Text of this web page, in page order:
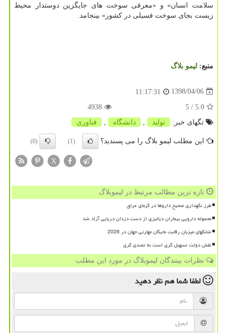
سلامت انسان» و «معرفی سوخت های جایگزین دوستدار محیط
زیست بجای سوخت فسیلی در كشور» بینجامد.
منبع: لیمو بلاگ
1398/04/06
11:17:31
5.0
/ 5
4938
تگهای خبر:
تولید دانشگاه فناوری
این مطلب لیمو بلاگ را می پسندید؟ (1)
(0)
X
تازه ترین مطالب مرتبط در لیموبلاگ
طرز نگهداری صحیح داروها در گرمای عراق
محموله دارویی بیماران دیالیزی از دست دزدان دریایی آزاد شد
شانگهای میزبان رقابت نخبگان مهارتی جهان در 2026
نقش دولت تسهیل گری است نه تصدی گری
نظرات بینندگان لیموبلاگ در مورد این مطلب
لطفا شما همنظر دهید